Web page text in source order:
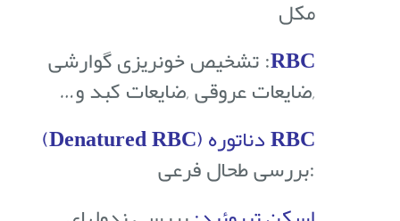
مکل
RBC
: تشخیص خونریزی گوارشی
,ضایعات عروقی ,ضایعات کبد و…
RBC دناتوره (Denatured RBC)
:بررسی طحال فرعی
اسکن تیروئید: بررسی ندولهای